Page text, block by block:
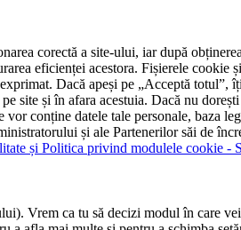
corectă a site-ului, iar după
eficienței acestora. Fișierele
Dacă apeși pe „Acceptă totul”,
site și în afara acestuia. Dacă nu
conține datele tale personale, baza
și ale Partenerilor săi de
și Politica privind modulele cookie -
Vrem ca tu să decizi modul în care